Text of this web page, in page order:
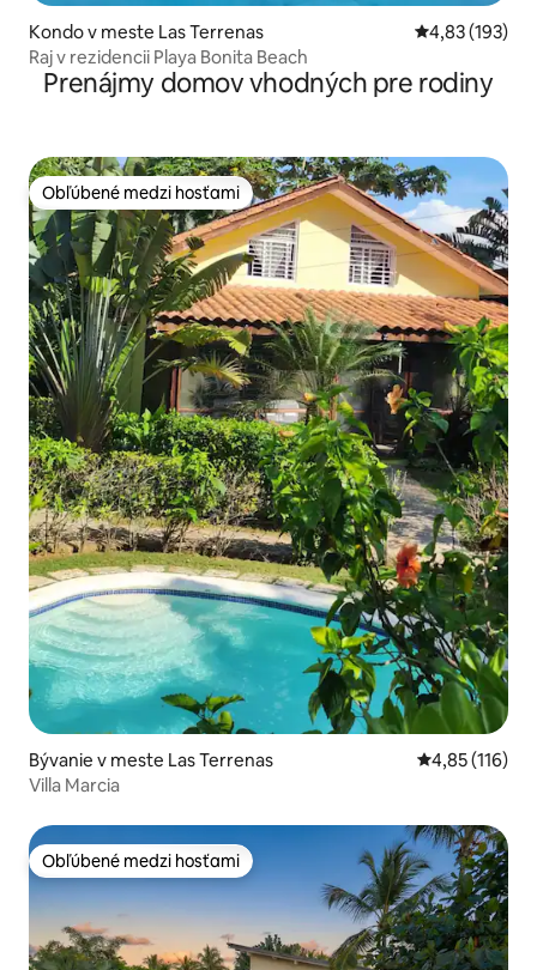
Kondo v meste Las Terrenas Priemerné
4,83 (193)
Raj v rezidencii Playa Bonita Beach
Prenájmy domov vhodných pre rodiny
Obľúbené medzi hosťami
Obľúbené medzi hosťami
Bývanie v meste Las Terrenas Priemerné
4,85 (116)
Villa Marcia
Obľúbené medzi hosťami
Obľúbené medzi hosťami